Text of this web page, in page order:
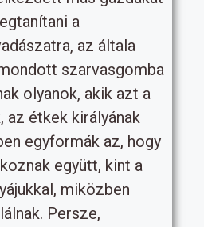
a
az általa
szarvasgomba
olyanok, akik azt a
az étkek királyának
egyformák az, hogy
együtt, kint a
miközben
Persze,